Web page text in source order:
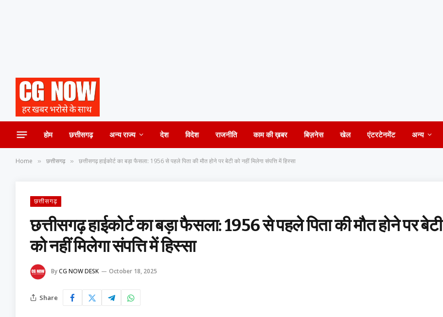
होम छत्तीसगढ़ अन्य राज्य देश विदेश राजनीति काम की ख़बर बिज़नेस खेल एंटरटेनमेंट अन्य
Home » छत्तीसगढ़ » छत्तीसगढ़ हाईकोर्ट का बड़ा फैसला: 1956 से पहले पिता की मौत होने पर बेटी को नहीं मिलेगा संपत्ति में हिस्सा
छत्तीसगढ़
छत्तीसगढ़ हाईकोर्ट का बड़ा फैसला: 1956 से पहले पिता की मौत होने पर बेटी
को नहीं मिलेगा संपत्ति में हिस्सा
ByCG NOW DESK October 18, 2025
Share